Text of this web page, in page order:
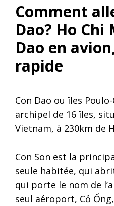
Comment
Dao? Ho Chi
Dao en
rapide
Con Dao ou îles
archipel de 16 îles,
Vietnam, à 230km de
Con Son est la
seule habitée, qui
qui porte le nom de
seul aéroport, Cỏ